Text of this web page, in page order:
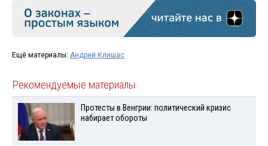
Ещё материалы: Андрей Клишас
Рекомендуемые материалы
Протесты в Венгрии: политический кризис
набирает обороты